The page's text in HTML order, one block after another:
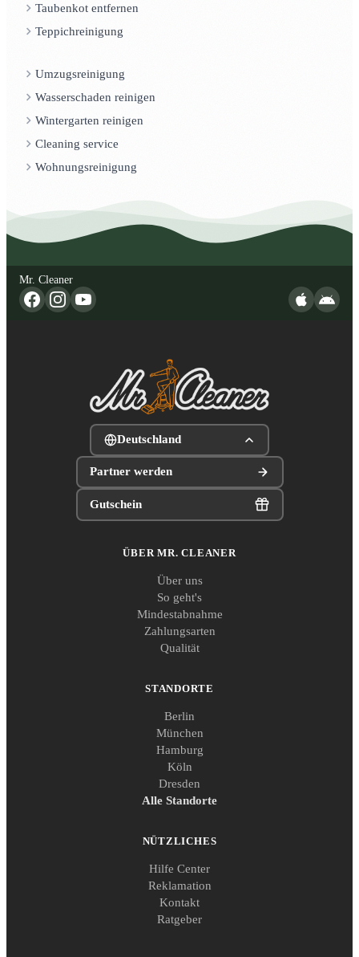
Taubenkot entfernen
Teppichreinigung
Umzugsreinigung
Wasserschaden reinigen
Wintergarten reinigen
Cleaning service
Wohnungsreinigung
Mr. Cleaner
Deutschland
Partner werden
Gutschein
ÜBER MR. CLEANER
Über uns
So geht's
Mindestabnahme
Zahlungsarten
Qualität
STANDORTE
Berlin
München
Hamburg
Köln
Dresden
Alle Standorte
NÜTZLICHES
Hilfe Center
Reklamation
Kontakt
Ratgeber